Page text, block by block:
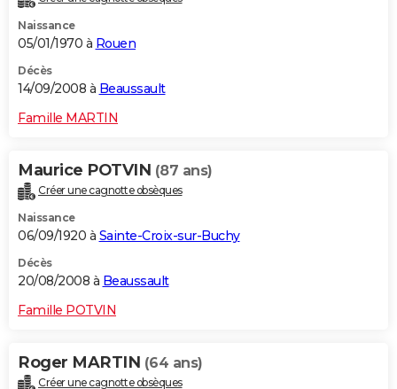
Naissance
05/01/1970 à Rouen
Décès
14/09/2008 à Beaussault
Famille MARTIN
Maurice POTVIN (87 ans)
Créer une cagnotte obsèques
Naissance
06/09/1920 à Sainte-Croix-sur-Buchy
Décès
20/08/2008 à Beaussault
Famille POTVIN
Roger MARTIN (64 ans)
Créer une cagnotte obsèques